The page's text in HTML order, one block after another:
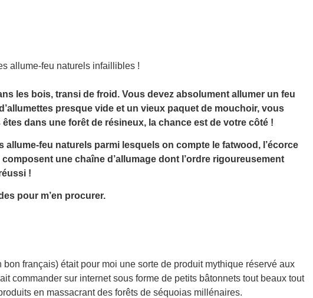
allume-feu naturels infaillibles !
les bois, transi de froid. Vous devez absolument allumer un feu
presque vide et un vieux paquet de mouchoir, vous
dans une forêt de résineux, la chance est de votre côté !
allume-feu naturels parmi lesquels on compte le fatwood, l’écorce
une chaîne d’allumage dont l’ordre rigoureusement
!
pour m’en procurer.
français) était pour moi une sorte de produit mythique réservé aux
commander sur internet sous forme de petits bâtonnets tout beaux tout
en massacrant des forêts de séquoias millénaires.